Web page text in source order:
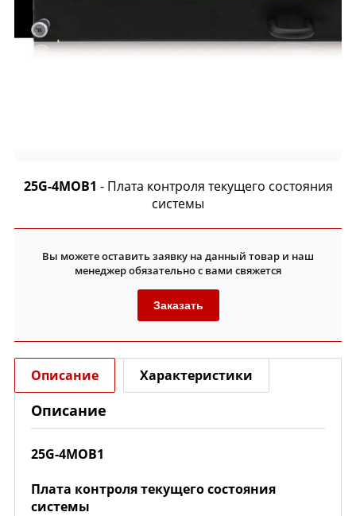
25G-4MOB1 - Плата контроля текущего состояния
системы
Вы можете оставить заявку на данный товар и наш
менеджер обязательно с вами свяжется
Заказать
Описание Характеристики
Описание
25G-4MOB1
Плата контроля текущего состояния
системы